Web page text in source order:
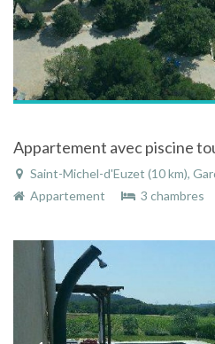
Saint-Michel-d'Euzet (10 km), Gard,
Appartement
3 chambres